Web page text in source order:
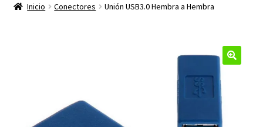
productos
Inicio Conectores Unión USB3.0 Hembra a Hembra